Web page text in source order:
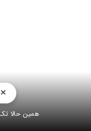
همین حالا